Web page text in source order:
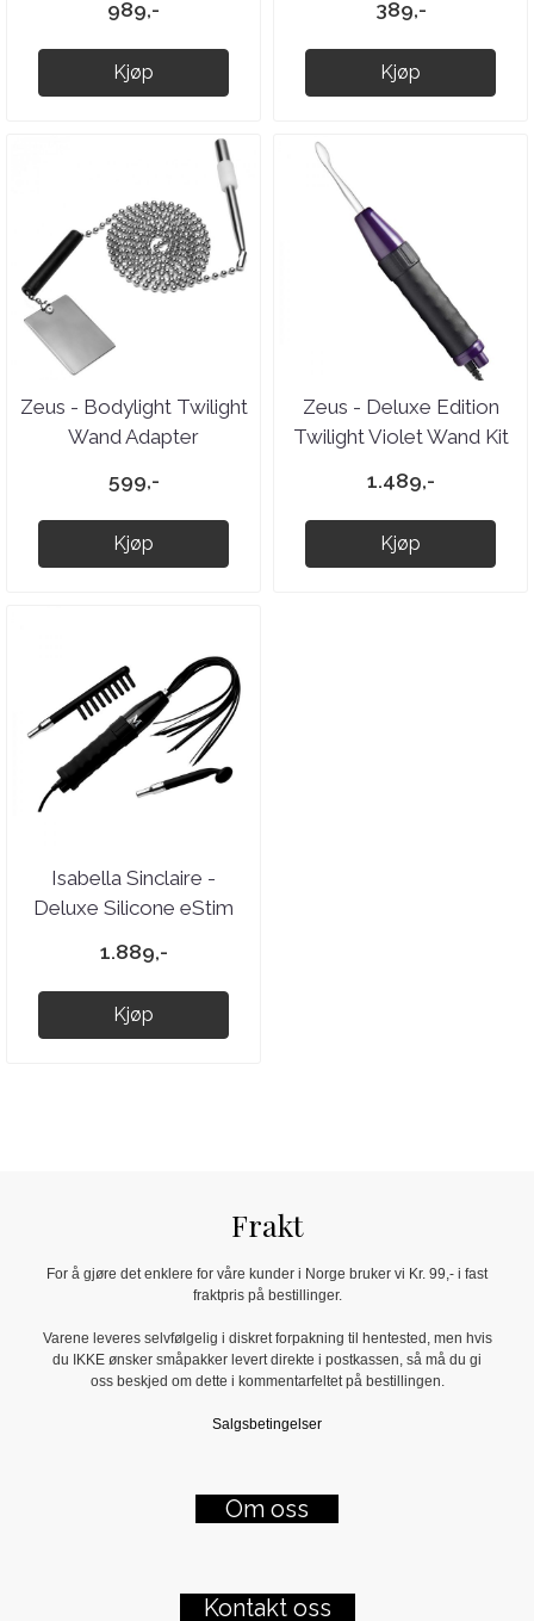
989,-
Kjøp
389,-
Kjøp
Zeus - Bodylight Twilight
Wand Adapter
599,-
Kjøp
Zeus - Deluxe Edition
Twilight Violet Wand Kit
1.489,-
Kjøp
Isabella Sinclaire -
Deluxe Silicone eStim
1.889,-
Kjøp
Frakt
For å gjøre det enklere for våre kunder i Norge bruker vi Kr. 99,- i fast
fraktpris på bestillinger.
Varene leveres selvfølgelig i diskret forpakning til hentested, men hvis
du IKKE ønsker småpakker levert direkte i postkassen, så må du gi
oss beskjed om dette i kommentarfeltet på bestillingen.
Salgsbetingelser
Om oss
Kontakt oss